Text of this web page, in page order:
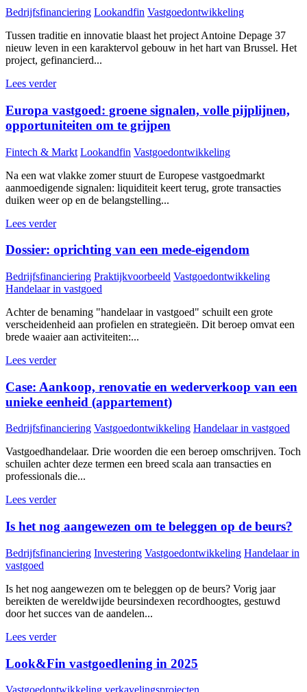
Bedrijfsfinanciering Lookandfin Vastgoedontwikkeling
Tussen traditie en innovatie blaast het project Antoine Depage 37
nieuw leven in een karaktervol gebouw in het hart van Brussel. Het
project, gefinancierd...
Lees verder
Europa vastgoed: groene signalen, volle pijplijnen,
opportuniteiten om te grijpen
Fintech & Markt Lookandfin Vastgoedontwikkeling
Na een wat vlakke zomer stuurt de Europese vastgoedmarkt
aanmoedigende signalen: liquiditeit keert terug, grote transacties
duiken weer op en de belangstelling...
Lees verder
Dossier: oprichting van een mede-eigendom
Bedrijfsfinanciering Praktijkvoorbeeld Vastgoedontwikkeling
Handelaar in vastgoed
Achter de benaming "handelaar in vastgoed" schuilt een grote
verscheidenheid aan profielen en strategieën. Dit beroep omvat een
brede waaier aan activiteiten:...
Lees verder
Case: Aankoop, renovatie en wederverkoop van een
unieke eenheid (appartement)
Bedrijfsfinanciering Vastgoedontwikkeling Handelaar in vastgoed
Vastgoedhandelaar. Drie woorden die een beroep omschrijven. Toch
schuilen achter deze termen een breed scala aan transacties en
professionals die...
Lees verder
Is het nog aangewezen om te beleggen op de beurs?
Bedrijfsfinanciering Investering Vastgoedontwikkeling Handelaar in
vastgoed
Is het nog aangewezen om te beleggen op de beurs? Vorig jaar
bereikten de wereldwijde beursindexen recordhoogtes, gestuwd
door het succes van de aandelen...
Lees verder
Look&Fin vastgoedlening in 2025